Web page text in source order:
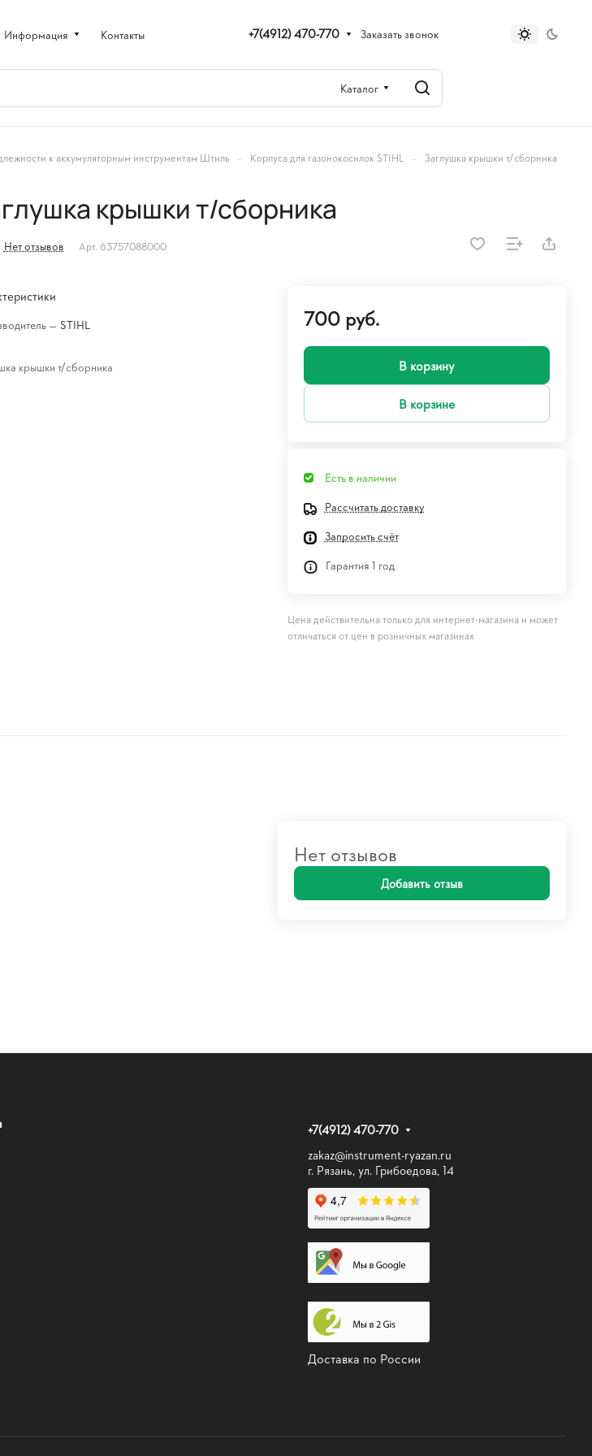
Информация Контакты +7(4912) 470-770 Заказать звонок
Каталог
к аккумуляторным инструментам Штиль – Корпуса для газонокосилок STIHL – Заглушка крышки т/сборника
крышки т/сборника
Нет отзывов Арт. 63757088000
— STIHL
крышки т/сборника
700 руб.
В корзину
В корзине
Есть в наличии
Рассчитать доставку
Запросить счёт
Гарантия 1 год
Цена действительна только для интернет-магазина и может
отличаться от цен в розничных магазинах
Нет отзывов
Добавить отзыв
+7(4912) 470-770
zakaz@instrument-ryazan.ru
г. Рязань, ул. Грибоедова, 14
Доставка по России